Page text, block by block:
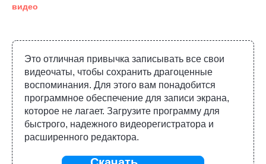
видео
Это отличная привычка записывать все свои
видеочаты, чтобы сохранить драгоценные
воспоминания. Для этого вам понадобится
программное обеспечение для записи экрана,
которое не лагает. Загрузите программу для
быстрого, надежного видеорегистратора и
расширенного редактора.